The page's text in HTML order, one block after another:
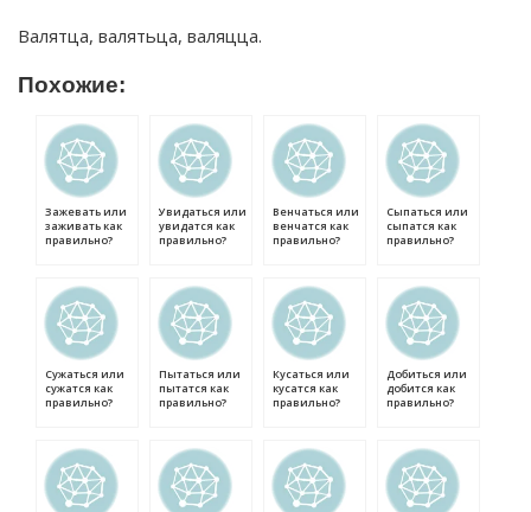
Валятца, валятьца, валяцца.
Похожие:
Зажевать или
заживать как
правильно?
Увидаться или
увидатся как
правильно?
Венчаться или
венчатся как
правильно?
Сыпаться или
сыпатся как
правильно?
Сужаться или
сужатся как
правильно?
Пытаться или
пытатся как
правильно?
Кусаться или
кусатся как
правильно?
Добиться или
добится как
правильно?